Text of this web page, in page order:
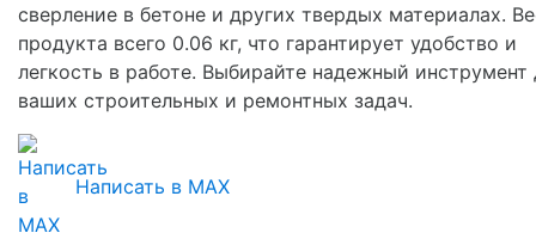
сверление в бетоне и других твердых материалах.
продукта всего 0.06 кг, что гарантирует удобство и
легкость в работе. Выбирайте надежный инструмент
ваших строительных и ремонтных задач.
Написать в MAX